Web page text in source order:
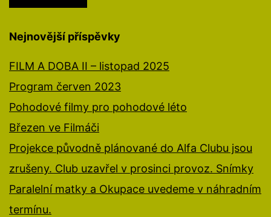
Nejnovější příspěvky
FILM A DOBA II – listopad 2025
Program červen 2023
Pohodové filmy pro pohodové léto
Březen ve Filmáči
Projekce původně plánované do Alfa Clubu jsou
zrušeny. Club uzavřel v prosinci provoz. Snímky
Paralelní matky a Okupace uvedeme v náhradním
termínu.